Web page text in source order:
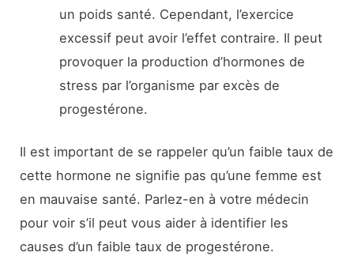
un poids santé. Cependant, l’exercice
excessif peut avoir l’effet contraire. Il peut
provoquer la production d’hormones de
stress par l’organisme par excès de
progestérone.
Il est important de se rappeler qu’un faible taux de
cette hormone ne signifie pas qu’une femme est
en mauvaise santé. Parlez-en à votre médecin
pour voir s’il peut vous aider à identifier les
causes d’un faible taux de progestérone.